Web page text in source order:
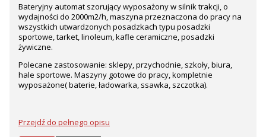
Bateryjny automat szorujący wyposażony w silnik trakcji, o
wydajności do 2000m2/h, maszyna przeznaczona do pracy na
wszystkich utwardzonych posadzkach typu posadzki
sportowe, tarket, linoleum, kafle ceramiczne, posadzki
żywiczne.
Polecane zastosowanie: sklepy, przychodnie, szkoły, biura,
hale sportowe. Maszyny gotowe do pracy, kompletnie
wyposażone( baterie, ładowarka, ssawka, szczotka).
Przejdź do pełnego opisu